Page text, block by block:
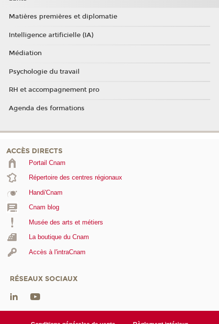
Matières premières et diplomatie
Intelligence artificielle (IA)
Médiation
Psychologie du travail
RH et accompagnement pro
Agenda des formations
ACCÈS DIRECTS
Portail Cnam
Répertoire des centres régionaux
Handi'Cnam
Cnam blog
Musée des arts et métiers
La boutique du Cnam
Accès à l'intraCnam
RÉSEAUX SOCIAUX